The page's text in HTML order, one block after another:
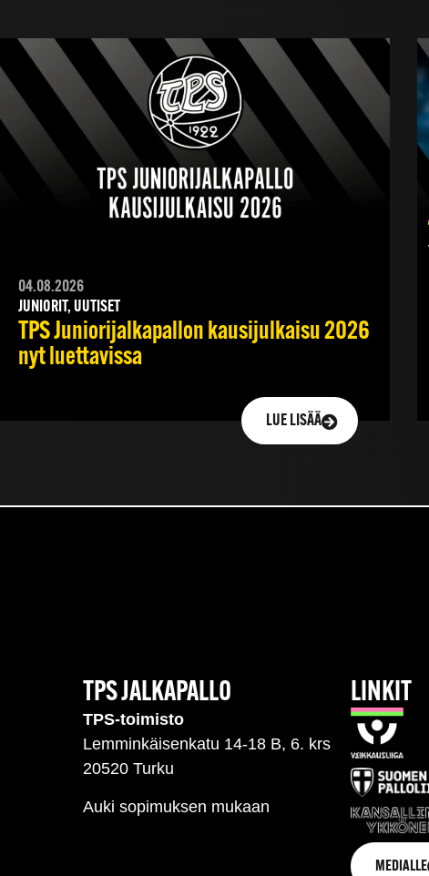
04.08.2026
JUNIORIT, UUTISET
TPS Juniorijalkapallon kausijulkaisu 2026
nyt luettavissa
LUE LISÄÄ
TPS JALKAPALLO
TPS-toimisto
Lemminkäisenkatu 14-18 B, 6. krs
20520 Turku
Auki sopimuksen mukaan
LINKIT
MEDIALLE